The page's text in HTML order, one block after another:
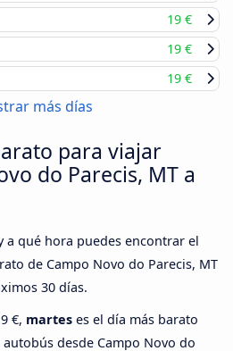
19 €
19 €
19 €
más días
para viajar
do Parecis, MT a
a qué hora puedes encontrar el
de Campo Novo do Parecis, MT
30 días.
€, martes es el día más barato
desde Campo Novo do